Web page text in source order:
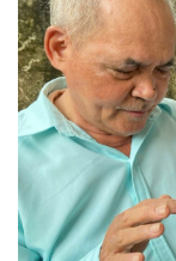
Thể thao
Bóng đá
Lịch thi đấu bóng
Thế giới thể thao
eSports